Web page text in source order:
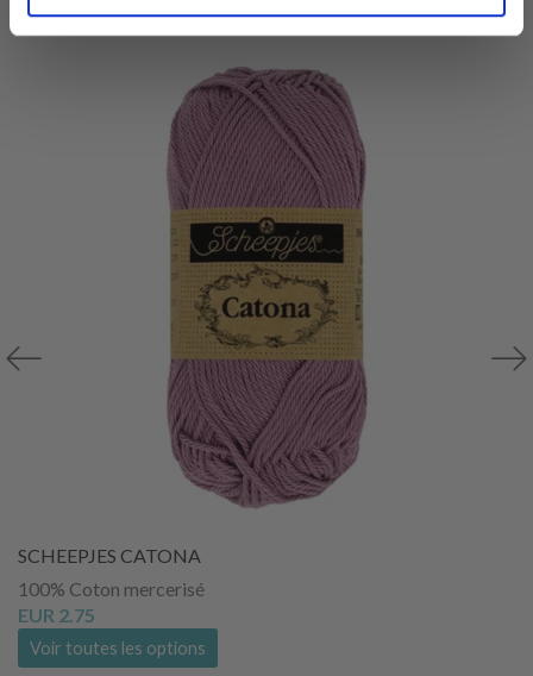
D'AUTRES ONT ÉGALEMENT
SCHEEPJES CATONA
100% Coton mercerisé
EUR 2.75
Voir toutes les options